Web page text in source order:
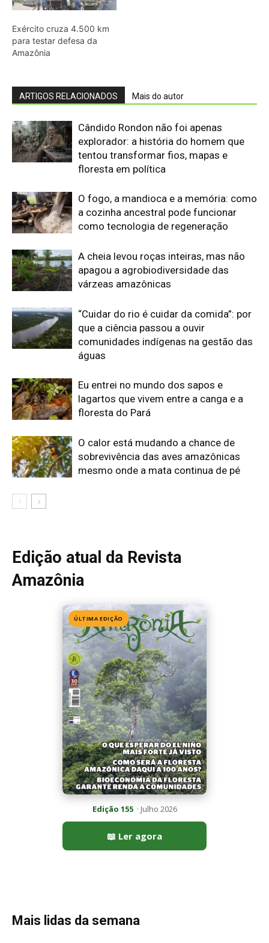
como tecnologia de regeneração
várzeas amazônicas
que a ciência passou a ouvir
comunidades indígenas na gestão das
águas
lagartos que vivem entre a canga e a
floresta do Pará
sobrevivência das aves amazônicas
mesmo onde a mata continua de pé
Edição atual da Revista
Amazônia
Edição 155· Julho 2026
📖 Ler agora
Mais lidas da semana
Peixe-lua emerge horizontalmente na superfície oceânica para
permitir que aves marinhas removam ectoparasitas